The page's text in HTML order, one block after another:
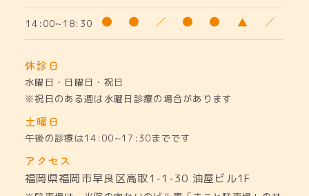
14:00~18:30
休診日
水曜日・日曜日・祝日
※祝日のある週は水曜日診療の場合があります
土曜日
午後の診療は14:00~17:30までです
アクセス
福岡県福岡市早良区高取1-1-30 油屋ビル1F